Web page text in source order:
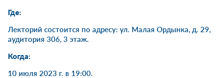
Где:
Лекторий состоится по адресу: ул. Малая Ордынка, д. 29,
аудитория 306, 3 этаж.
Когда:
10 июля 2023 г. в 19:00.